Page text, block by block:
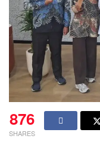
876
SHARES